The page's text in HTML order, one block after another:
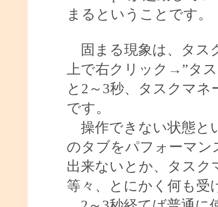
まるということです。
固まる現象は、タス
上で右クリック→”タ
と2～3秒、タスクマ
です。
操作できない状態と
のタブをパフォーマ
出来ないとか、タスク
等々、とにかく何も受